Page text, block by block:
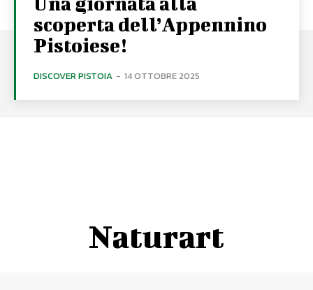
scoperta dell’Appennino
Pistoiese!
DISCOVER PISTOIA - 14 OTTOBRE 2025
Naturart